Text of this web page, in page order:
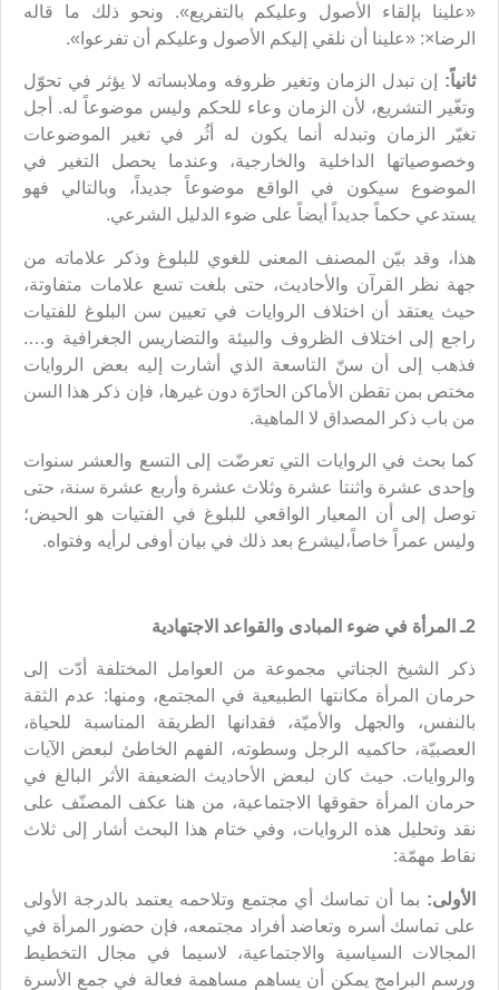
«علينا بإلقاء الأصول وعليكم بالتفريع». ونحو ذلك ما قاله
الرضا×: «علينا أن نلقي إليكم الأصول وعليكم أن تفرعوا».
ثانياً: إن تبدل الزمان وتغير ظروفه وملابساته لا يؤثر في تحوّل
وتغّير التشريع، لأن الزمان وعاء للحكم وليس موضوعاً له. أجل
تغيّر الزمان وتبدله أنما يكون له أثُر في تغير الموضوعات
وخصوصياتها الداخلية والخارجية، وعندما يحصل التغير في
الموضوع سيكون في الواقع موضوعاً جديداً، وبالتالي فهو
يستدعي حكماً جديداً أيضاً على ضوء الدليل الشرعي.
هذا، وقد بيّن المصنف المعنى للغوي للبلوغ وذكر علاماته من
جهة نظر القرآن والأحاديث، حتى بلغت تسع علامات متفاوتة،
حيث يعتقد أن اختلاف الروايات في تعيين سن البلوغ للفتيات
راجع إلى اختلاف الظروف والبيئة والتضاريس الجغرافية و….
فذهب إلى أن سنّ التاسعة الذي أشارت إليه بعض الروايات
مختص بمن تقطن الأماكن الحارّة دون غيرها، فإن ذكر هذا السن
من باب ذكر المصداق لا الماهية.
كما بحث في الروايات التي تعرضّت إلى التسع والعشر سنوات
وإحدى عشرة واثنتا عشرة وثلاث عشرة وأربع عشرة سنة، حتى
توصل إلى أن المعيار الواقعي للبلوغ في الفتيات هو الحيض؛
وليس عمراً خاصاً،ليشرع بعد ذلك في بيان أوفى لرأيه وفتواه.
2ـ المرأة في ضوء المبادى والقواعد الاجتهادية
ذكر الشيخ الجناتي مجموعة من العوامل المختلفة أدّت إلى
حرمان المرأة مكانتها الطبيعية في المجتمع، ومنها: عدم الثقة
بالنفس، والجهل والأميّة، فقدانها الطريقة المناسبة للحياة،
العصبيّة، حاكميه الرجل وسطوته، الفهم الخاطئ لبعض الآيات
والروايات. حيث كان لبعض الأحاديث الضعيفة الأثر البالغ في
حرمان المرأة حقوقها الاجتماعية، من هنا عكف المصنّف على
نقد وتحليل هذه الروايات، وفي ختام هذا البحث أشار إلى ثلاث
نقاط مهمّة:
الأولى: بما أن تماسك أي مجتمع وتلاحمه يعتمد بالدرجة الأولى
على تماسك أسره وتعاضد أفراد مجتمعه، فإن حضور المرأة في
المجالات السياسية والاجتماعية، لاسيما في مجال التخطيط
ورسم البرامج يمكن أن يساهم مساهمة فعالة في جمع الأسرة